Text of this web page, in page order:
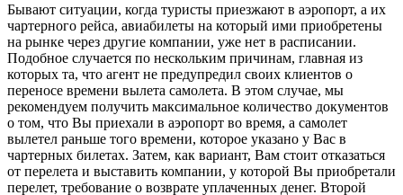
Бывают ситуации, когда туристы приезжают в аэропорт, а их
чартерного рейса, авиабилеты на который ими приобретены
на рынке через другие компании, уже нет в расписании.
Подобное случается по нескольким причинам, главная из
которых та, что агент не предупредил своих клиентов о
переносе времени вылета самолета. В этом случае, мы
рекомендуем получить максимальное количество документов
о том, что Вы приехали в аэропорт во время, а самолет
вылетел раньше того времени, которое указано у Вас в
чартерных билетах. Затем, как вариант, Вам стоит отказаться
от перелета и выставить компании, у которой Вы приобретали
перелет, требование о возврате уплаченных денег. Второй